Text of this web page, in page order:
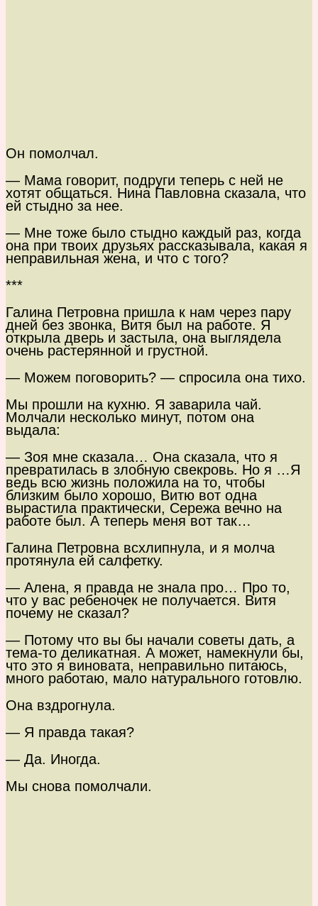
Он помолчал.
— Мама говорит, подруги теперь с ней не
хотят общаться. Нина Павловна сказала, что
ей стыдно за нее.
— Мне тоже было стыдно каждый раз, когда
она при твоих друзьях рассказывала, какая я
неправильная жена, и что с того?
***
Галина Петровна пришла к нам через пару
дней без звонка, Витя был на работе. Я
открыла дверь и застыла, она выглядела
очень растерянной и грустной.
— Можем поговорить? — спросила она тихо.
Мы прошли на кухню. Я заварила чай.
Молчали несколько минут, потом она
выдала:
— Зоя мне сказала… Она сказала, что я
превратилась в злобную свекровь. Но я …Я
ведь всю жизнь положила на то, чтобы
близким было хорошо, Витю вот одна
вырастила практически, Сережа вечно на
работе был. А теперь меня вот так…
Галина Петровна всхлипнула, и я молча
протянула ей салфетку.
— Алена, я правда не знала про… Про то,
что у вас ребеночек не получается. Витя
почему не сказал?
— Потому что вы бы начали советы дать, а
тема-то деликатная. А может, намекнули бы,
что это я виновата, неправильно питаюсь,
много работаю, мало натурального готовлю.
Она вздрогнула.
— Я правда такая?
— Да. Иногда.
Мы снова помолчали.